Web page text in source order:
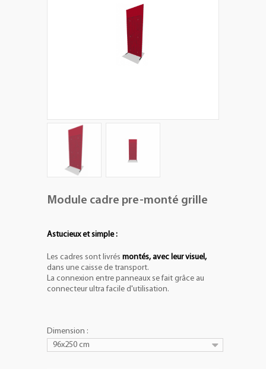
Module cadre pre-monté grille
Astucieux et simple :
Les cadres sont livrés montés, avec leur visuel,
dans une caisse de transport.
La connexion entre panneaux se fait grâce au
connecteur ultra facile d'utilisation.
Dimension :
96x250 cm